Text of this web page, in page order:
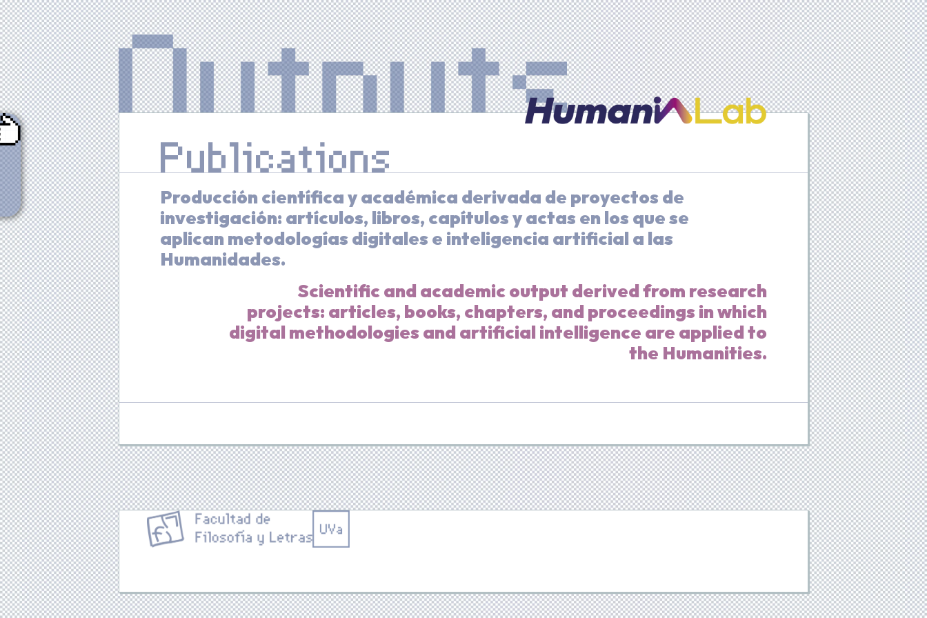
Publications
Producción científica y académica derivada de proyectos de
investigación: artículos, libros, capítulos y actas en los que se
aplican metodologías digitales e inteligencia artificial a las
Humanidades.
Scientific and academic output derived from research
projects: articles, books, chapters, and proceedings in which
digital methodologies and artificial intelligence are applied to
the Humanities.